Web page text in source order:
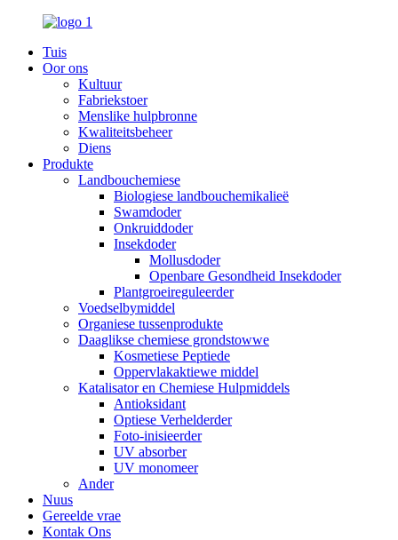
Tuis
Oor ons
Kultuur
Fabriekstoer
Menslike hulpbronne
Kwaliteitsbeheer
Diens
Produkte
Landbouchemiese
Biologiese landbouchemikalieë
Swamdoder
Onkruiddoder
Insekdoder
Mollusdoder
Openbare Gesondheid Insekdoder
Plantgroeireguleerder
Voedselbymiddel
Organiese tussenprodukte
Daaglikse chemiese grondstowwe
Kosmetiese Peptiede
Oppervlakaktiewe middel
Katalisator en Chemiese Hulpmiddels
Antioksidant
Optiese Verhelderder
Foto-inisieerder
UV absorber
UV monomeer
Ander
Nuus
Gereelde vrae
Kontak Ons